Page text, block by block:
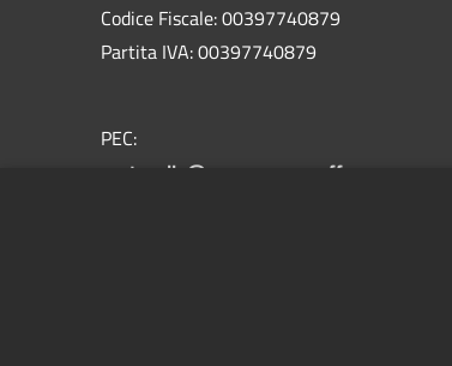
Codice Fiscale: 00397740879
Partita IVA: 00397740879
PEC:
protocollo@pec.comune.zafferana-